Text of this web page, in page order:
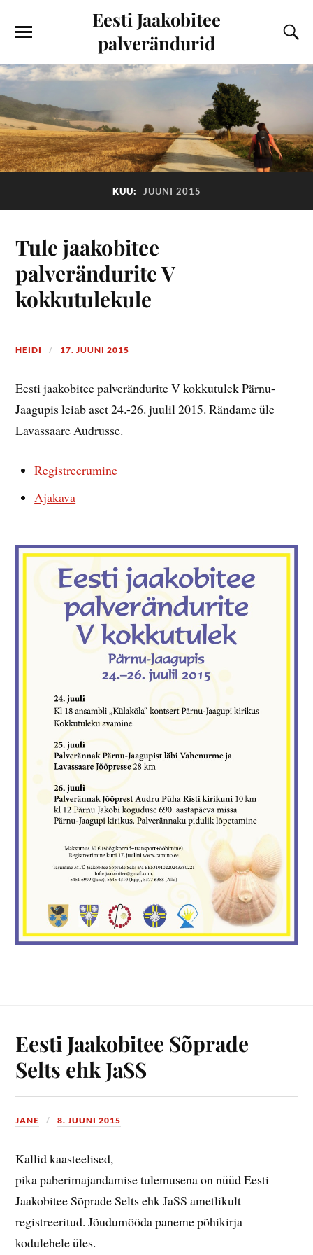
Eesti Jaakobitee
palverändurid
KUU: JUUNI 2015
Tule jaakobitee
palverändurite V
kokkutulekule
HEIDI 17. JUUNI 2015
Eesti jaakobitee palverändurite V kokkutulek Pärnu-
Jaagupis leiab aset 24.-26. juulil 2015. Rändame üle
Lavassaare Audrusse.
Registreerumine
Ajakava
Eesti Jaakobitee Sõprade
Selts ehk JaSS
JANE 8. JUUNI 2015
Kallid kaasteelised,
pika paberimajandamise tulemusena on nüüd Eesti
Jaakobitee Sõprade Selts ehk JaSS ametlikult
registreeritud. Jõudumööda paneme põhikirja
kodulehele üles.